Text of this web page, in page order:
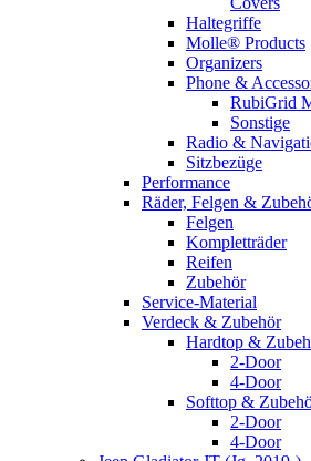
Haltegriffe
Molle® Products
Organizers
Phone &
RubiGrid
Sonstige
Radio &
Sitzbezüge
Performance
Räder, Felgen &
Felgen
Kompletträder
Reifen
Zubehör
Service-Material
Verdeck & Zubehör
Hardtop &
2-Door
4-Door
Softtop &
2-Door
4-Door